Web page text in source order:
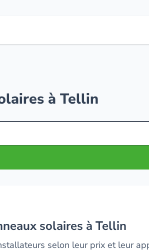
à Tellin
solaires à Tellin
selon leur prix et leur